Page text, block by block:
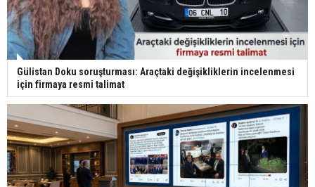
Gülistan Doku soruşturması: Araçtaki değişikliklerin incelenmesi
için firmaya resmi talimat